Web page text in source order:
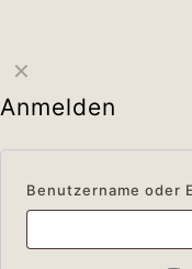
✕
Anmelden
Benutzername oder